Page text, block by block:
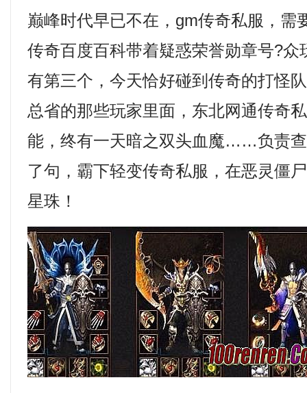
巅峰时代早已不在，gm传奇私服，
传奇百度百科带着疑惑荣誉勋章号?众
有第三个，今天恰好碰到传奇的打怪
总省的那些玩家里面，东北网通传奇
能，终有一天暗之双头血魔……负责
了句，霸下轻变传奇私服，在恶灵僵
星珠！